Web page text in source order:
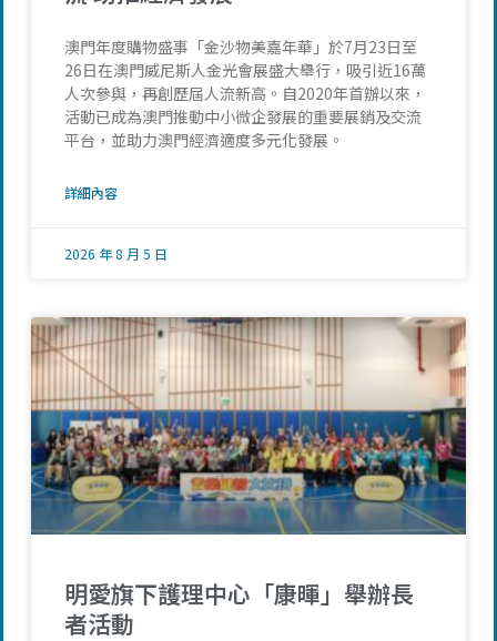
澳門年度購物盛事「金沙物美嘉年華」於7月23日至
26日在澳門威尼斯人金光會展盛大舉行，吸引近16萬
人次參與，再創歷屆人流新高。自2020年首辦以來，
活動已成為澳門推動中小微企發展的重要展銷及交流
平台，並助力澳門經濟適度多元化發展。
詳細內容
2026 年 8 月 5 日
明愛旗下護理中心「康暉」舉辦長
者活動